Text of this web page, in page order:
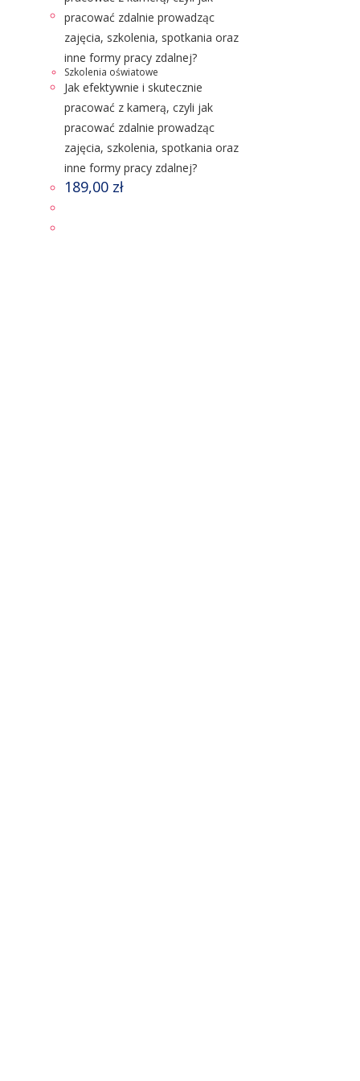
Szkolenia oświatowe
Jak efektywnie i skutecznie
pracować z kamerą, czyli jak
pracować zdalnie prowadząc
zajęcia, szkolenia, spotkania oraz
inne formy pracy zdalnej?
189,00 zł